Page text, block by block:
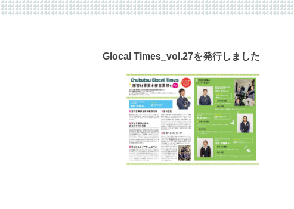
Glocal Times_vol.27を発行しました